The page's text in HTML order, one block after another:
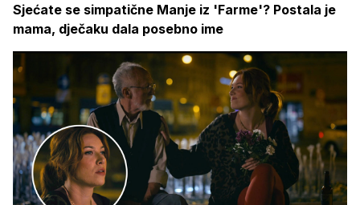
Sjećate se simpatične Manje iz 'Farme'? Postala je
mama, dječaku dala posebno ime